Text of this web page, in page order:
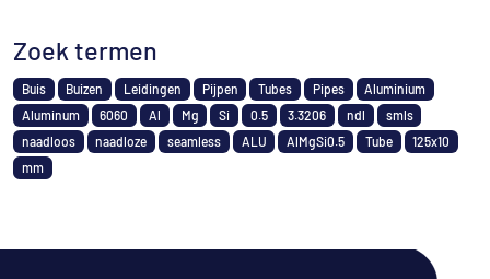
Zoek termen
Buis Buizen Leidingen Pijpen Tubes Pipes
Aluminium
Aluminum
6060 Al Mg Si 0.5 3.3206 ndl
smls
naadloos
naadloze seamless ALU AlMgSi0.5 Tube
125x10
mm